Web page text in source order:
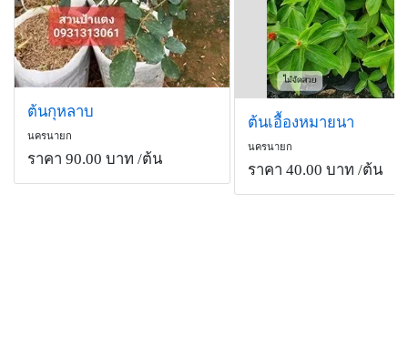
ต้นกุหลาบ
นครนายก
ราคา 90.00 บาท /ต้น
ต้นเอื้องหมายนา
นครนายก
ราคา 40.00 บาท /ต้น